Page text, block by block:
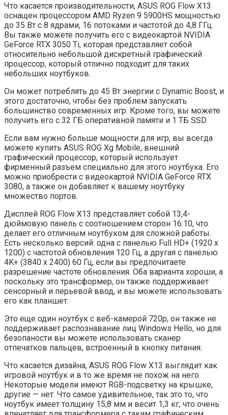
Что касается производительности, ASUS ROG Flow X13
оснащен процессором AMD Ryzen 9 5900HS мощностью
до 35 Вт с 8 ядрами, 16 потоками и частотой до 4,8 ГГц.
Вы также можете получить его с видеокартой NVIDIA
GeForce RTX 3050 Ti, которая представляет собой
относительно небольшой дискретный графический
процессор, который отлично подходит для таких
небольших ноутбуков.
Он может потреблять до 45 Вт энергии с Dynamic Boost, и
этого достаточно, чтобы без проблем запускать
большинство современных игр. Кроме того, вы можете
получить его с 32 ГБ оперативной памяти и 1 ТБ SSD.
Если вам нужно больше мощности для игр, вы всегда
можете купить ASUS ROG Xg Mobile, внешний
графический процессор, который использует
фирменный разъем специально для этого ноутбука. Его
можно приобрести с видеокартой NVIDIA GeForce RTX
3080, а также он добавляет к вашему ноутбуку
множество портов.
Дисплей ROG Flow X13 представляет собой 13,4-
дюймовую панель с соотношением сторон 16:10, что
делает его отличным ноутбуком для сложной работы.
Есть несколько версий: одна с панелью Full HD+ (1920 x
1200) с частотой обновления 120 Гц, а другая с панелью
4K+ (3840 x 2400) 60 Гц, если вы предпочитаете
разрешение частоте обновления. Оба варианта хороши, а
поскольку это трансформер, он также поддерживает
сенсорный и перьевой ввод, и вы можете использовать
его как планшет.
Это еще один ноутбук с веб-камерой 720p, он также не
поддерживает распознавание лиц Windows Hello, но для
безопаности вы можете использовать сканер
отпечатков пальцев, встроенный в кнопку питания.
Что касается дизайна, ASUS ROG Flow X13 выглядит как
игровой ноутбук и в то же время не похож на него.
Некоторые модели имеют RGB-подсветку на крышке,
другие — нет. Что самое удивительное, так это то, что
ноутбук имеет толщину 15,8 мм и весит 1,3 кг, что очень